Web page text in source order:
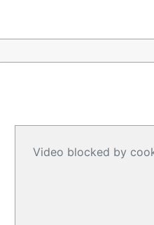
Video blocked by